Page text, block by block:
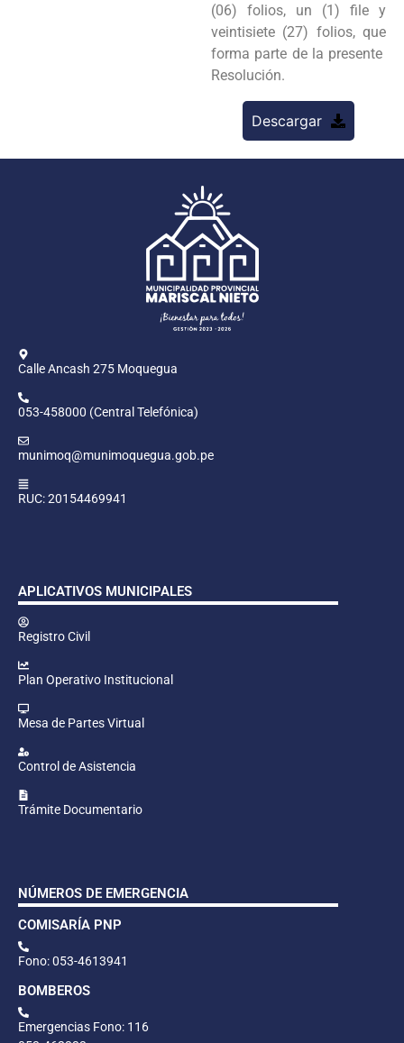
(06) folios, un (1) file y
veintisiete (27) folios, que
forma parte de la presente
Resolución.
Descargar
Calle Ancash 275 Moquegua
053-458000 (Central Telefónica)
munimoq@munimoquegua.gob.pe
RUC: 20154469941
APLICATIVOS MUNICIPALES
Registro Civil
Plan Operativo Institucional
Mesa de Partes Virtual
Control de Asistencia
Trámite Documentario
NÚMEROS DE EMERGENCIA
COMISARÍA PNP
Fono: 053-4613941
BOMBEROS
Emergencias Fono: 116